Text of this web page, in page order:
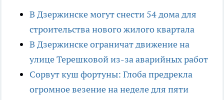
В Дзержинске могут снести 54 дома для
строительства нового жилого квартала
В Дзержинске ограничат движение на
улице Терешковой из-за аварийных работ
Сорвут куш фортуны: Глоба предрекла
огромное везение на неделе для пяти